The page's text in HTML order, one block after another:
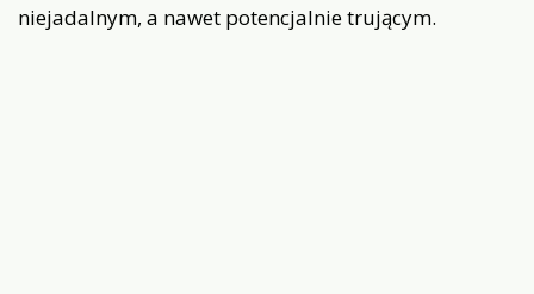
niejadalnym, a nawet potencjalnie trującym.